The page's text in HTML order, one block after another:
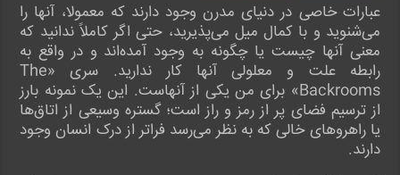
عبارات خاصی در دنیای مدرن وجود دارند که معمولا، آنها را
می‌شنوید و با کمال میل می‌پذیرید، حتی اگر کاملاً ندانید که
معنی آنها چیست یا چگونه به وجود آمده‌اند و در واقع به
رابطه علت و معلولی آنها کار ندارید. سری «The
Backrooms» برای من یکی از آنهاست. این یک نمونه بارز
از ترسیم فضای پر از رمز و راز است؛ گستره وسیعی از اتاق‌ها
یا راهروهای خالی که به نظر می‌رسد فراتر از درک انسان وجود
دارند.